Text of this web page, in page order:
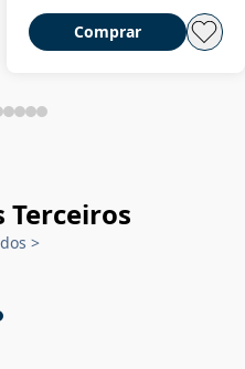
Comprar
Terceiros
>